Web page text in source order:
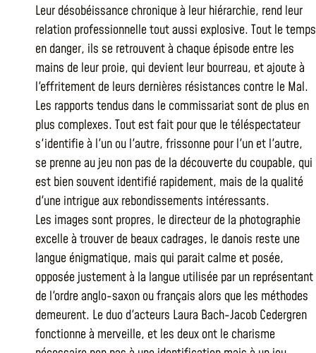
Leur désobéissance chronique à leur hiérarchie, rend leur
relation professionnelle tout aussi explosive. Tout le temps
en danger, ils se retrouvent à chaque épisode entre les
mains de leur proie, qui devient leur bourreau, et ajoute à
l'effritement de leurs dernières résistances contre le Mal.
Les rapports tendus dans le commissariat sont de plus en
plus complexes. Tout est fait pour que le téléspectateur
s'identifie à l'un ou l'autre, frissonne pour l'un et l'autre,
se prenne au jeu non pas de la découverte du coupable, qui
est bien souvent identifié rapidement, mais de la qualité
d'une intrigue aux rebondissements intéressants.
Les images sont propres, le directeur de la photographie
excelle à trouver de beaux cadrages, le danois reste une
langue énigmatique, mais qui parait calme et posée,
opposée justement à la langue utilisée par un représentant
de l'ordre anglo-saxon ou français alors que les méthodes
demeurent. Le duo d'acteurs Laura Bach-Jacob Cedergren
fonctionne à merveille, et les deux ont le charisme